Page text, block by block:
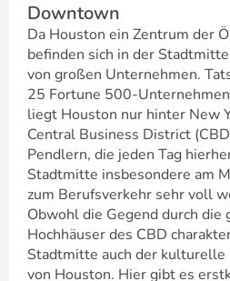
Downtown
Da Houston ein Zentrum der
befinden sich in der
von großen Unternehmen.
25 Fortune 500-
liegt Houston nur hinter New
Central Business District
Pendlern, die jeden Tag
Stadtmitte insbesondere am
zum Berufsverkehr sehr voll
Obwohl die Gegend durch die
Hochhäuser des CBD
Stadtmitte auch der kulturelle
von Houston. Hier gibt es